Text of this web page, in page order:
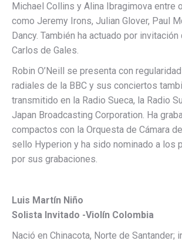
Michael Collins y Alina Ibragimova entre
como Jeremy Irons, Julian Glover, Paul
Dancy. También ha actuado por
Carlos de Gales.
Robin O’Neill se presenta con
radiales de la BBC y sus conciertos
transmitido en la Radio Sueca, la Radio
Japan Broadcasting Corporation. Ha
compactos con la Orquesta de Cámara
sello Hyperion y ha sido nominado a los
por sus grabaciones.
Luis Martín Niño
Solista Invitado -Violín Colombia
Nació en Chinacota, Norte de Santander;